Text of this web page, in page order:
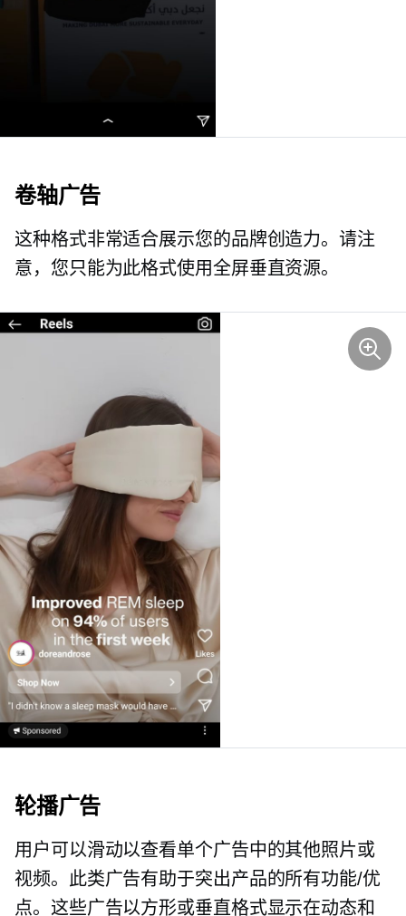
卷轴广告
这种格式非常适合展示您的品牌创造力。请注
意，您只能为此格式使用全屏垂直资源。
轮播广告
用户可以滑动以查看单个广告中的其他照片或
视频。此类广告有助于突出产品的所有功能/优
点。这些广告以方形或垂直格式显示在动态和